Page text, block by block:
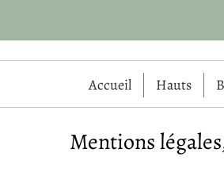
Mentions
Accueil Hauts